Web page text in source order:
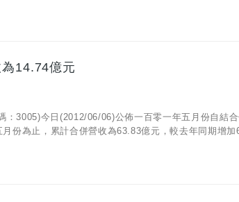
14.74億元
：3005)今日(2012/06/06)公佈一百零一年五月份自結
份為止，累計合併營收為63.83億元，較去年同期增加